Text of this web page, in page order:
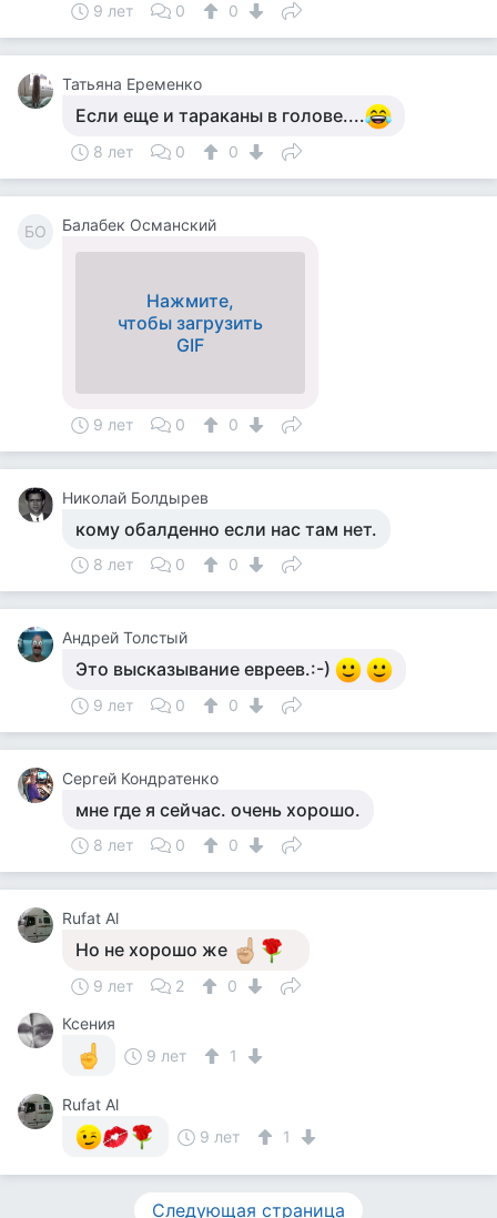
9 лет 0 0
Татьяна Еременко
Если еще и тараканы в голове....
8 лет 0 0
БО Балабек Османский
Нажмите,
чтобы загрузить
GIF
9 лет 0 0
Николай Болдырев
кому обалденно если нас там нет.
8 лет 0 0
Андрей Толстый
Это высказывание евреев.:-)
9 лет 0 0
Сергей Кондратенко
мне где я сейчас. очень хорошо.
8 лет 0 0
Rufat Al
Но не хорошо же
9 лет 2
0
Ксения
9 лет
1
Rufat Al
9 лет
1
Следующая страница